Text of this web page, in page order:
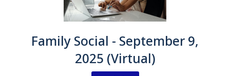
Family Social - September 9,
2025 (Virtual)